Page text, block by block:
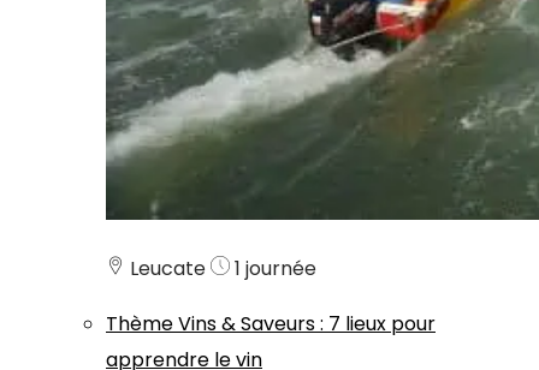
Leucate
1 journée
ThèmeVins & Saveurs: 7 lieux pour
apprendre le vin